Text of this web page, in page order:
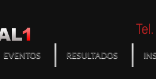
EVENTOS RESULTADOS